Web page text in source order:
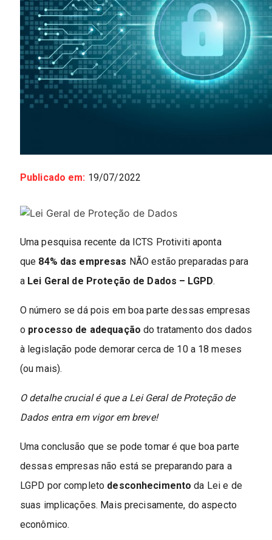
Publicado em: 19/07/2022
Uma pesquisa recente da ICTS Protiviti aponta
que 84% das empresas NÃO estão preparadas para
a Lei Geral de Proteção de Dados – LGPD.
O número se dá pois em boa parte dessas empresas
o processo de adequaçãodo tratamento dos dados
à legislação pode demorar cerca de 10 a 18 meses
(ou mais).
O detalhe crucial é que a Lei Geral de Proteção de
Dados entra em vigor em breve!
Uma conclusão que se pode tomar é que boa parte
dessas empresas não está se preparando para a
LGPD por completo desconhecimentoda Lei e de
suas implicações. Mais precisamente, do aspecto
econômico.